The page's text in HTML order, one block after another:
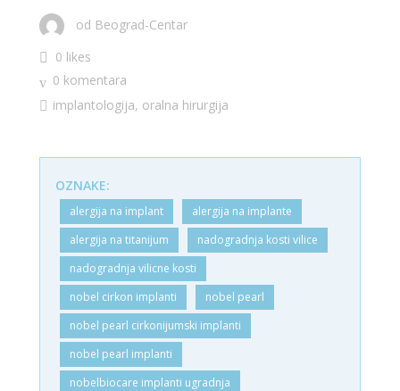
od Beograd-Centar
0 likes
0 komentara
implantologija, oralna hirurgija
OZNAKE:
alergija na implant
alergija na implante
alergija na titanijum
nadogradnja kosti vilice
nadogradnja vilicne kosti
nobel cirkon implanti
nobel pearl
nobel pearl cirkonijumski implanti
nobel pearl implanti
nobelbiocare implanti ugradnja